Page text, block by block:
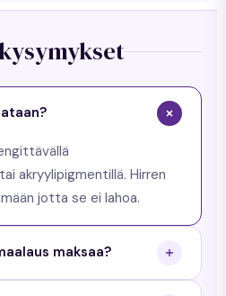
akryylipigmentillä. Hirren
jotta se ei lahoa.
maksaa?